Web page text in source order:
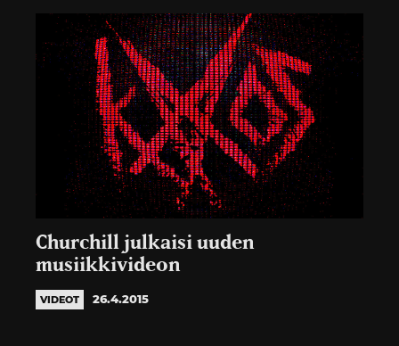
Churchill julkaisi uuden
musiikkivideon
VIDEOT 26.4.2015